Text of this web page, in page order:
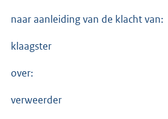
naar aanleiding van de klacht van:
klaagster
over:
verweerder